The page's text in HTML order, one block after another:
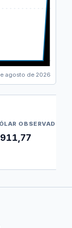
agosto de 2026
OBSERVADO